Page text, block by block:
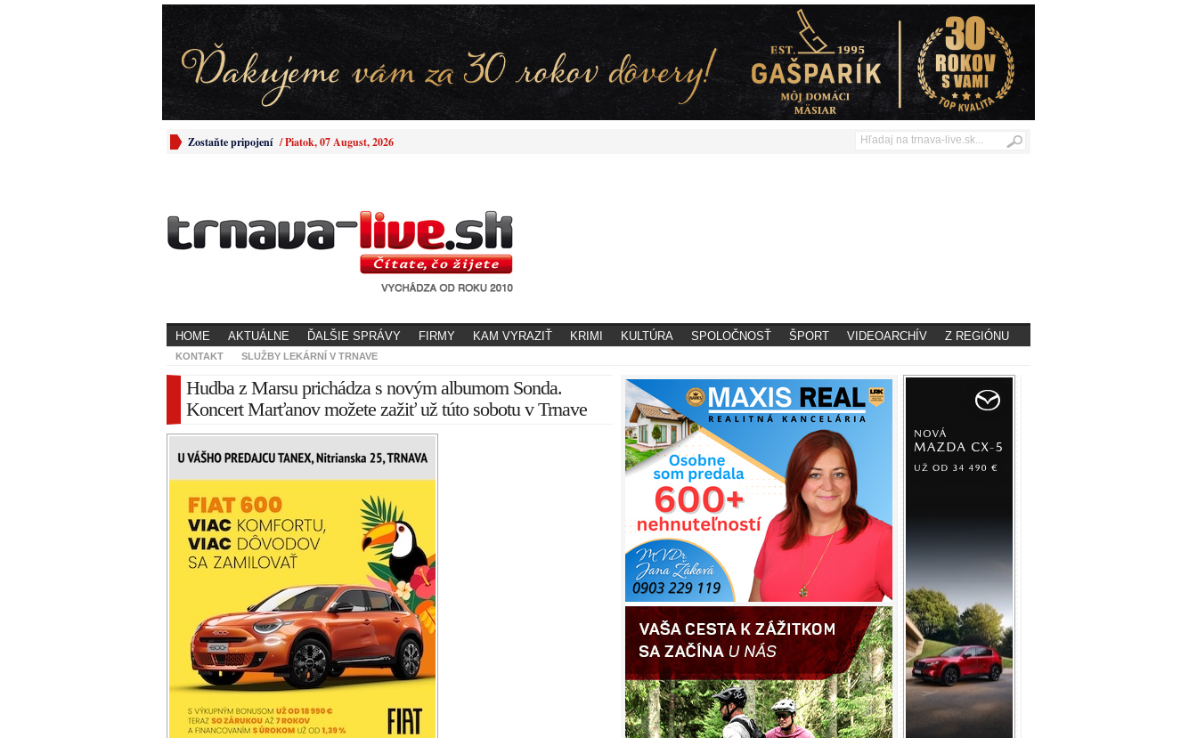
Zostaňte pripojení /Piatok, 07 August, 2026
HOME AKTUÁLNE ĎALŠIE SPRÁVY FIRMY KAM VYRAZIŤ KRIMI KULTÚRA SPOLOČNOSŤ ŠPORT VIDEOARCHÍV Z REGIÓNU
KONTAKT SLUŽBY LEKÁRNÍ V TRNAVE
Hudba z Marsu prichádza s novým albumom Sonda.
Koncert Marťanov možete zažiť už túto sobotu v Trnave